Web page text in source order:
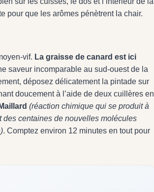
pour que les arômes pénètrent la chair.
vif. La graisse de canard est ici
saveur incomparable au sud-ouest de la
déposez délicatement la pintade sur
doucement à l’aide de deux cuillères en
(réaction chimique qui se produit à
des centaines de nouvelles molécules
. Comptez environ 12 minutes en tout pour